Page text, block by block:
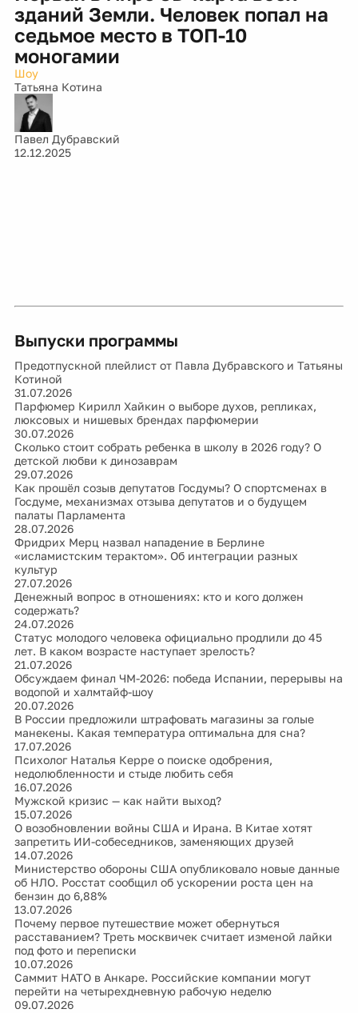
зданий Земли. Человек попал на
седьмое место в ТОП-10
моногамии
Шоу
Татьяна Котина
Павел Дубравский
12.12.2025
Выпуски программы
Предотпускной плейлист от Павла Дубравского и Татьяны
Котиной
31.07.2026
Парфюмер Кирилл Хайкин о выборе духов, репликах,
люксовых и нишевых брендах парфюмерии
30.07.2026
Сколько стоит собрать ребенка в школу в 2026 году? О
детской любви к динозаврам
29.07.2026
Как прошёл созыв депутатов Госдумы? О спортсменах в
Госдуме, механизмах отзыва депутатов и о будущем
палаты Парламента
28.07.2026
Фридрих Мерц назвал нападение в Берлине
«исламистским терактом». Об интеграции разных
культур
27.07.2026
Денежный вопрос в отношениях: кто и кого должен
содержать?
24.07.2026
Статус молодого человека официально продлили до 45
лет. В каком возрасте наступает зрелость?
21.07.2026
Обсуждаем финал ЧМ-2026: победа Испании, перерывы на
водопой и халмтайф-шоу
20.07.2026
В России предложили штрафовать магазины за голые
манекены. Какая температура оптимальна для сна?
17.07.2026
Психолог Наталья Керре о поиске одобрения,
недолюбленности и стыде любить себя
16.07.2026
Мужской кризис — как найти выход?
15.07.2026
О возобновлении войны США и Ирана. В Китае хотят
запретить ИИ-собеседников, заменяющих друзей
14.07.2026
Министерство обороны США опубликовало новые данные
об НЛО. Росстат сообщил об ускорении роста цен на
бензин до 6,88%
13.07.2026
Почему первое путешествие может обернуться
расставанием? Треть москвичек считает изменой лайки
под фото и переписки
10.07.2026
Саммит НАТО в Анкаре. Российские компании могут
перейти на четырехдневную рабочую неделю
09.07.2026